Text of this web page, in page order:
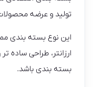
تولید و عرضه
این نوع بسته بندی
ارزانتر، طراحی ساده
بسته بندی باشد.